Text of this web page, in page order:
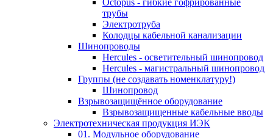
трубы
Электротруба
Колодцы кабельной канализации
Шинопроводы
Hercules - осветительный шинопровод
Hercules - магистральный шинопровод
Группы (не создавать номенклатуру!)
Шинопровод
Взрывозащищённое оборудование
Взрывозащищенные кабельные вводы
Электротехническая продукция ИЭК
01. Модульное оборудование